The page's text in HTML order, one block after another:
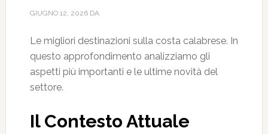
GIUGNO 12, 2026DA
Le migliori destinazioni sulla costa calabrese. In
questo approfondimento analizziamo gli
aspetti più importanti e le ultime novità del
settore.
Il Contesto Attuale